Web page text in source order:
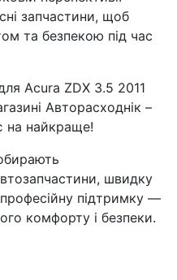
запчастини, щоб
та безпекою під час
Acura ZDX 3.5 2011
Авторасходнік –
на найкраще!
швидку
підтримку —
комфорту і безпеки.